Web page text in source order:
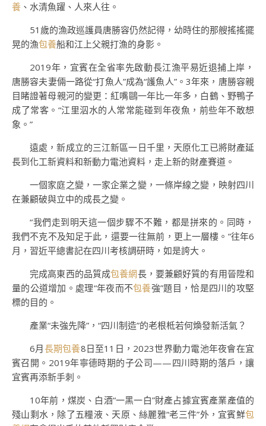
養 、水清魚躍、人來人往。
51歲的漁政巡護員唐勝容仍然記得，幼時住的那艘搖搖擺
晃的漁包養船和江上父親打漁的身影。
2019年，宜賓在全省率先啟動長江漁平易近退捕上岸，
唐勝容夫妻倆一路從“打魚人”成為“護魚人”。3年來，唐勝容親
目睹證著母親河的變更：紅嘴鷗一年比一年多，白鶴、野鴨子
成了常客。“江里泅水的人常常能碰到年夜魚，前些年不敢想
象。”
遠處，新成立的三江新區一日千里，天原化工已將財產延
長到化工新資料和新動力電池資料，走上新的財產賽道。
一個家庭之變，一家企業之變，一條岸線之變，映射四川
在兼顧破與立中的成長之變。
“我們走到明天這一個步驟不不難，都是拼來的。同時，
我們不克不及知足于此，還要一往無前，更上一層樓。”往年6
月，習近平總書記在四川考核調研時，如是誇大。
完成高東西的品質成包養網長，要兼顧好質的有用晉陞和
量的公道增加。處理“年夜而不包養強”題目，恰是四川的攻堅
標的目的。
產業“未強先降”，“四川制造”的老根柢若何煥發新活氣？
6月長期包養8日至11日，2023世界動力電池年夜會在宜
賓召開。2019年寧德時期的子公司——四川時期的落戶，讓
宜賓再添新手刺。
10年前，煤炭、白酒“一黑一白”財產占據宜賓產業產值的
殘山剩水，除了五糧液、天原、絲麗雅“老三件”外，宜賓鮮包